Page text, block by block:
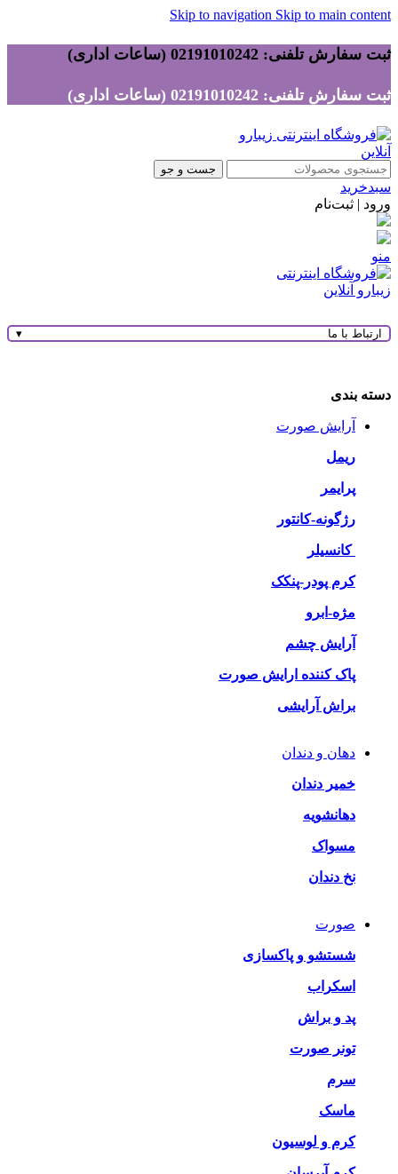
Skip to navigation Skip to main content
ثبت سفارش تلفنی: 02191010242 (ساعات اداری)
ثبت سفارش تلفنی: 02191010242 (ساعات اداری)
جست و جو
سبدخرید
ورود | ثبت‌نام
منو
ارتباط با ما ▾
دسته بندی
آرایش صورت
ریمل
پرایمر
رژگونه-کانتور
کانسیلر
کرم پودر-پنکک
مژه-ابرو
آرایش چشم
پاک کننده ارایش صورت
براش آرایشی
دهان و دندان
خمیر دندان
دهانشویه
مسواک
نخ دندان
صورت
شستشو و پاکسازی
اسکراب
پد و براش
تونر صورت
سرم
ماسک
کرم و لوسیون